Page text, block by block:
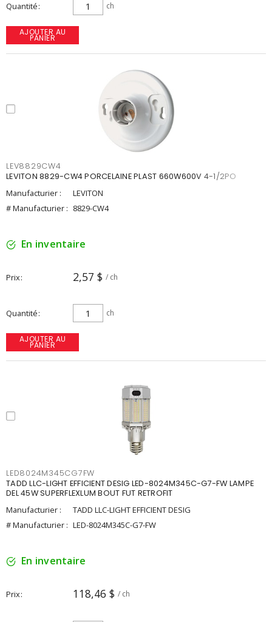
Quantité ch
AJOUTER AU
PANIER
LEV8829CW4
LEVITON 8829-CW4 PORCELAINE PLAST 660W600V 4-1/2PO
Manufacturier :
LEVITON
# Manufacturier : 8829-CW4
En inventaire
Prix 2,57 $ / ch
Quantité ch
AJOUTER AU
PANIER
LED8024M345CG7FW
TADD LLC-LIGHT EFFICIENT DESIG LED-8024M345C-G7-FW LAMPE
DEL 45W SUPERFLEXLUM BOUT FUT RETROFIT
Manufacturier :
TADD LLC-LIGHT EFFICIENT DESIG
# Manufacturier : LED-8024M345C-G7-FW
En inventaire
Prix 118,46 $ / ch